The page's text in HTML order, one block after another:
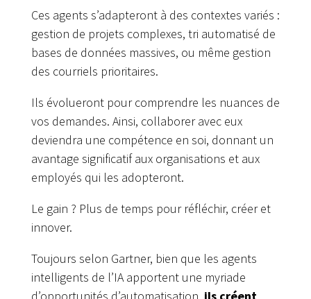
Ces agents s’adapteront à des contextes variés :
gestion de projets complexes, tri automatisé de
bases de données massives, ou même gestion
des courriels prioritaires.
Ils évolueront pour comprendre les nuances de
vos demandes. Ainsi, collaborer avec eux
deviendra une compétence en soi, donnant un
avantage significatif aux organisations et aux
employés qui les adopteront.
Le gain ? Plus de temps pour réfléchir, créer et
innover.
Toujours selon Gartner, bien que les agents
intelligents de l’IA apportent une myriade